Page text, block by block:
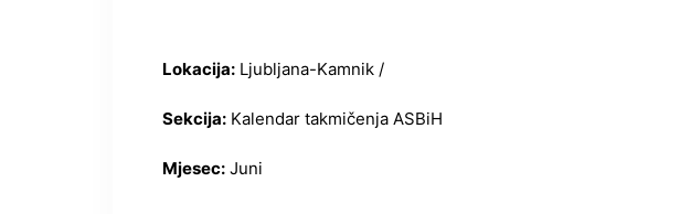
Lokacija: Ljubljana-Kamnik /
Sekcija: Kalendar takmičenja ASBiH
Mjesec: Juni